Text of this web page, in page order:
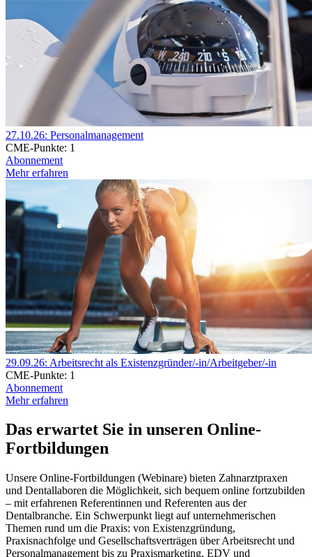
27.10.26: Personalmanagement
CME-Punkte: 1
Abonnement
Mehr erfahren
29.09.26: Arbeitsrecht als Existenzgründer/-in/Arbeitgeber/-in
CME-Punkte: 1
Abonnement
Mehr erfahren
Das erwartet Sie in unseren Online-
Fortbildungen
Unsere Online-Fortbildungen (Webinare) bieten Zahnarztpraxen
und Dentallaboren die Möglichkeit, sich bequem online fortzubilden
– mit erfahrenen Referentinnen und Referenten aus der
Dentalbranche. Ein Schwerpunkt liegt auf unternehmerischen
Themen rund um die Praxis: von Existenzgründung,
Praxisnachfolge und Gesellschaftsverträgen über Arbeitsrecht und
Personalmanagement bis zu Praxismarketing, EDV und